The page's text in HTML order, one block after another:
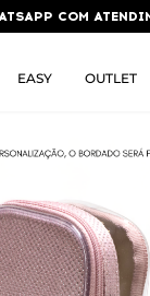
COM
EASY OUTLET